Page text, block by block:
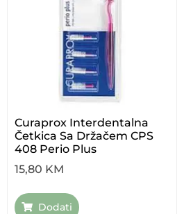
Curaprox Interdentalna
Četkica Sa Držačem CPS
408 Perio Plus
15,80 KM
Dodati